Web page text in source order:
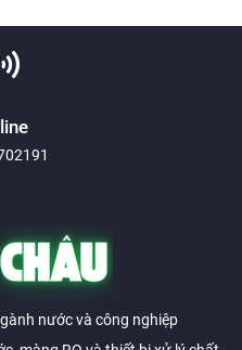
nước và công nghiệp